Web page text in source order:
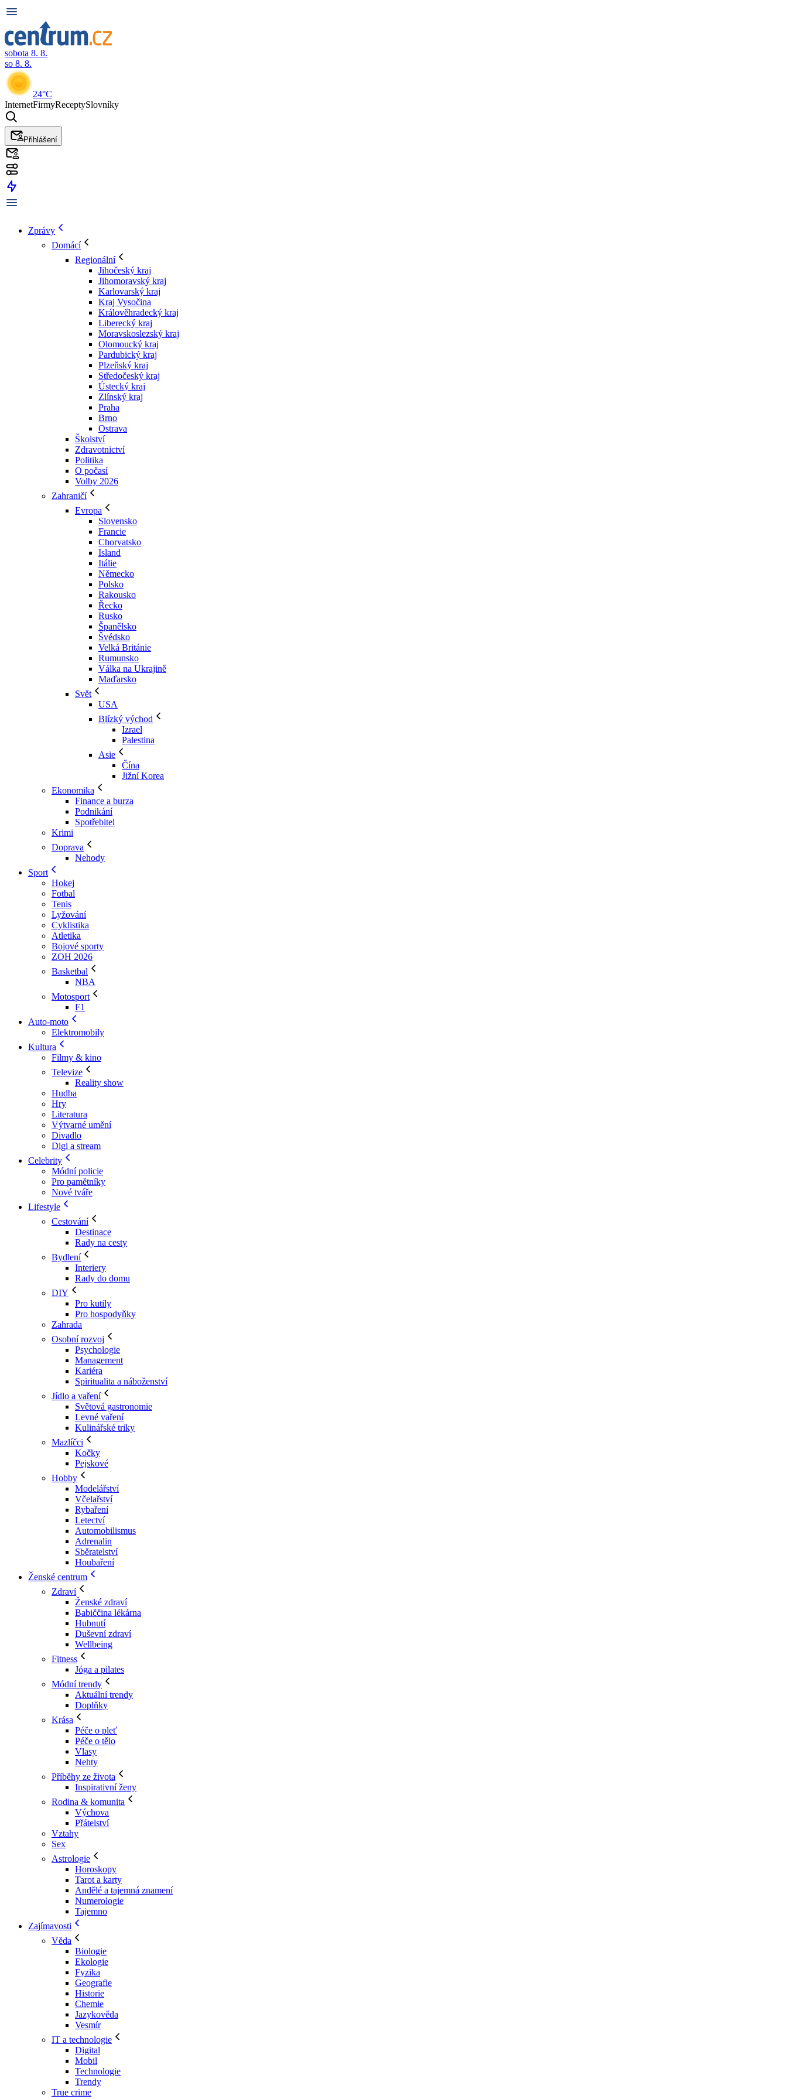
sobota 8. 8.
so 8. 8.
24°C
InternetFirmyReceptySlovníky
Přihlášení
Zprávy
Domácí
Regionální
Jihočeský kraj
Jihomoravský kraj
Karlovarský kraj
Kraj Vysočina
Králověhradecký kraj
Liberecký kraj
Moravskoslezský kraj
Olomoucký kraj
Pardubický kraj
Plzeňský kraj
Středočeský kraj
Ústecký kraj
Zlínský kraj
Praha
Brno
Ostrava
Školství
Zdravotnictví
Politika
O počasí
Volby 2026
Zahraničí
Evropa
Slovensko
Francie
Chorvatsko
Island
Itálie
Německo
Polsko
Rakousko
Řecko
Rusko
Španělsko
Švédsko
Velká Británie
Rumunsko
Válka na Ukrajině
Maďarsko
Svět
USA
Blízký východ
Izrael
Palestina
Asie
Čína
Jižní Korea
Ekonomika
Finance a burza
Podnikání
Spotřebitel
Krimi
Doprava
Nehody
Sport
Hokej
Fotbal
Tenis
Lyžování
Cyklistika
Atletika
Bojové sporty
ZOH 2026
Basketbal
NBA
Motosport
F1
Auto-moto
Elektromobily
Kultura
Filmy & kino
Televize
Reality show
Hudba
Hry
Literatura
Výtvarné umění
Divadlo
Digi a stream
Celebrity
Módní policie
Pro pamětníky
Nové tváře
Lifestyle
Cestování
Destinace
Rady na cesty
Bydlení
Interiery
Rady do domu
DIY
Pro kutily
Pro hospodyňky
Zahrada
Osobní rozvoj
Psychologie
Management
Kariéra
Spiritualita a náboženství
Jídlo a vaření
Světová gastronomie
Levné vaření
Kulinářské triky
Mazlíčci
Kočky
Pejskové
Hobby
Modelářství
Včelařství
Rybaření
Letectví
Automobilismus
Adrenalin
Sběratelství
Houbaření
Ženské centrum
Zdraví
Ženské zdraví
Babiččina lékárna
Hubnutí
Duševní zdraví
Wellbeing
Fitness
Jóga a pilates
Módní trendy
Aktuální trendy
Doplňky
Krása
Péče o pleť
Péče o tělo
Vlasy
Nehty
Příběhy ze života
Inspirativní ženy
Rodina & komunita
Výchova
Přátelství
Vztahy
Sex
Astrologie
Horoskopy
Tarot a karty
Andělé a tajemná znamení
Numerologie
Tajemno
Zajímavosti
Věda
Biologie
Ekologie
Fyzika
Geografie
Historie
Chemie
Jazykověda
Vesmír
IT a technologie
Digital
Mobil
Technologie
Trendy
True crime